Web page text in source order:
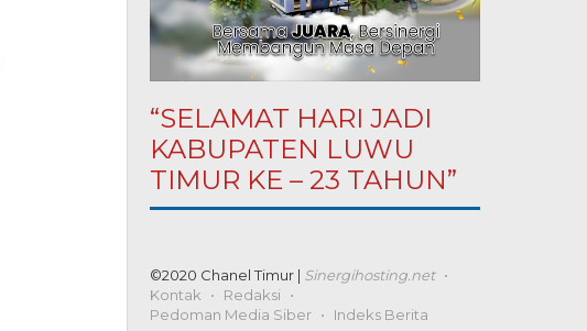
“SELAMAT HARI JADI
KABUPATEN LUWU
TIMUR KE – 23 TAHUN”
©2020 Chanel Timur | Sinergihosting.net
Kontak
Redaksi
Pedoman Media Siber
Indeks Berita